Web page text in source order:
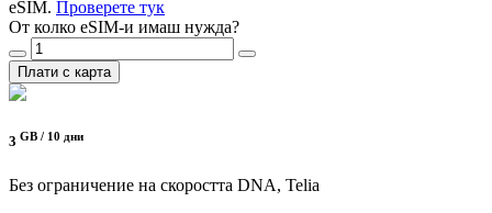
eSIM. Проверете тук
От колко eSIM-и имаш нужда?
Плати с карта
3 GB / 10 дни
Без ограничение на скоростта DNA, Telia